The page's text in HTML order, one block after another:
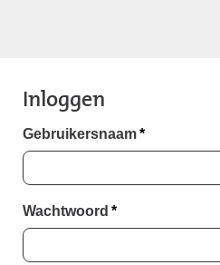
Inloggen
Gebruikersnaam*
Wachtwoord *